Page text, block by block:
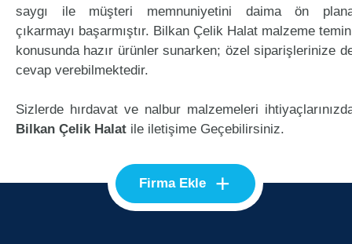
saygı ile müşteri memnuniyetini daima ön
çıkarmayı başarmıştır. Bilkan Çelik Halat malzeme
konusunda hazır ürünler sunarken; özel siparişlerinize
cevap verebilmektedir.
Sizlerde hırdavat ve nalbur malzemeleri
Bilkan Çelik Halat ile iletişime Geçebilirsiniz.
Firma Ekle +